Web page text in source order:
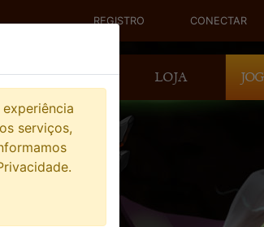
REGISTRO CONECTAR
COMUNIDADE LOJA
serviços,